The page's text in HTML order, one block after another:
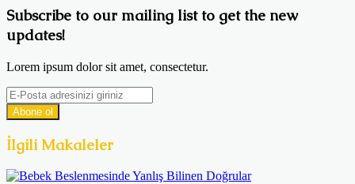
Subscribe to our mailing list to get the new
updates!
Lorem ipsum dolor sit amet, consectetur.
E-
Posta
adresinizi
giriniz
İlgili Makaleler